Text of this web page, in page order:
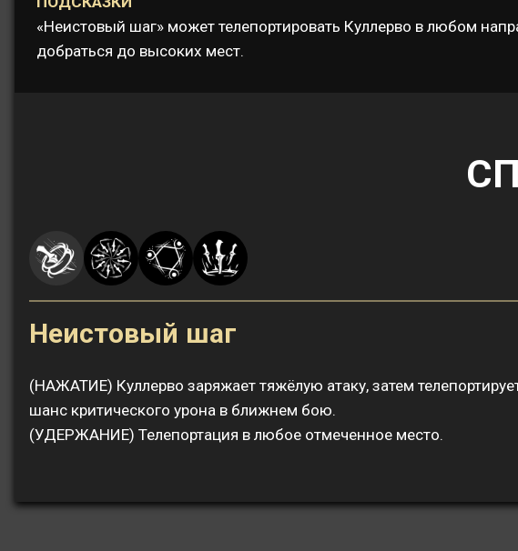
«Неистовый шаг» может телепортировать Куллерво в любом
добраться до высоких мест.
Неистовый шаг
(НАЖАТИЕ) Куллерво заряжает тяжёлую атаку, затем
шанс критического урона в ближнем бою.
(УДЕРЖАНИЕ) Телепортация в любое отмеченное место.